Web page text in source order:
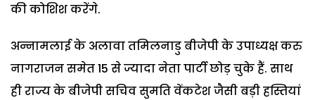
की कोशिश करेंगे.
अन्नामलाई के अलावा तमिलनाडु बीजेपी के उपाध्यक्ष करु
नागराजन समेत 15 से ज्यादा नेता पार्टी छोड़ चुके हैं. साथ
ही राज्य के बीजेपी सचिव सुमति वेंकटेश जैसी बड़ी हस्तियां